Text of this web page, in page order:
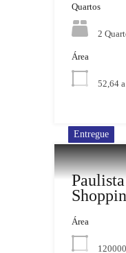
Quartos
2
Área
52,64
Entregue
Área
120000